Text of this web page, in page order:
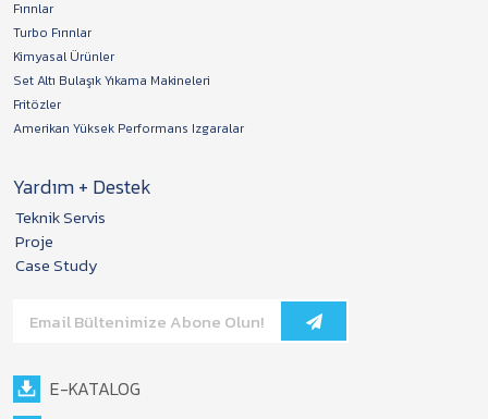
Fırınlar
Turbo Fırınlar
Kimyasal Ürünler
Set Altı Bulaşık Yıkama Makineleri
Fritözler
Amerikan Yüksek Performans Izgaralar
Yardım + Destek
Teknik Servis
Proje
Case Study
E-KATALOG